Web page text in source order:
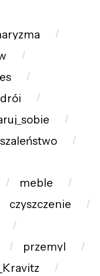
szaleństwo
meble
czyszczenie
przemyl